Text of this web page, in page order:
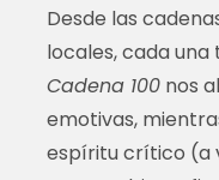
Desde las
locales, cada una
Cadena 100nos
emotivas,
espíritu crítico (a